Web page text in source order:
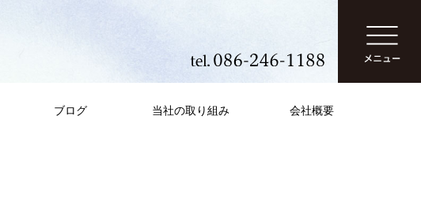
ブログ 当社の取り組み 会社概要